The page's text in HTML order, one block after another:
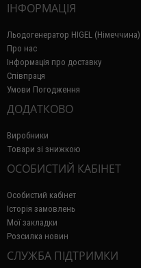
ІНФОРМАЦІЯ
Льодогенератор HIGEL (Німеччина)
Про нас
Інформація про доставку
Співпраця
Умови Погодження
ДОДАТКОВО
Виробники
Товари зі знижкою
ОСОБИСТИЙ КАБІНЕТ
Особистий кабінет
Історія замовлень
Мої закладки
Розсилка новин
СЛУЖБА ПІДТРИМКИ